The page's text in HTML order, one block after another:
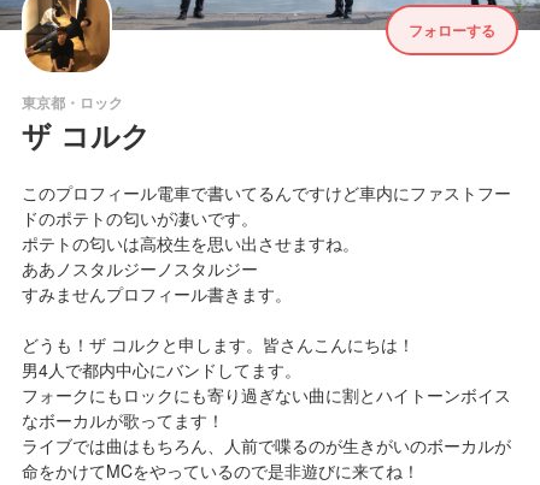
フォローする
東京都・ロック
ザ コルク
このプロフィール電車で書いてるんですけど車内にファストフー
ドのポテトの匂いが凄いです。
ポテトの匂いは高校生を思い出させますね。
ああノスタルジーノスタルジー
すみませんプロフィール書きます。
どうも！ザ コルクと申します。皆さんこんにちは！
男4人で都内中心にバンドしてます。
フォークにもロックにも寄り過ぎない曲に割とハイトーンボイス
なボーカルが歌ってます！
ライブでは曲はもちろん、人前で喋るのが生きがいのボーカルが
命をかけてMCをやっているので是非遊びに来てね！